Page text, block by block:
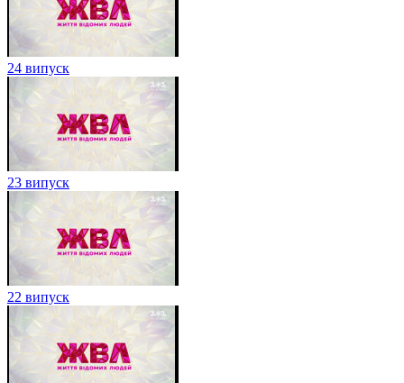
24 випуск
23 випуск
22 випуск